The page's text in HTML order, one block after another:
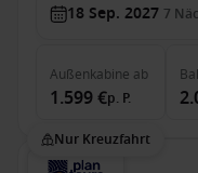
18 Sep. 2027 7
Außenkabine ab
1.599 €p. P.
Nur Kreuzfahrt